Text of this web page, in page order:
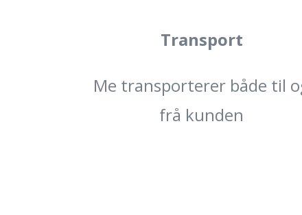
Transport
Me transporterer både til
frå kunden